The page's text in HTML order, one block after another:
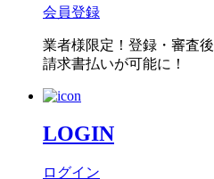
会員登録
業者様限定！ 登録・審査後
請求書払いが可能に！
LOGIN
ログイン